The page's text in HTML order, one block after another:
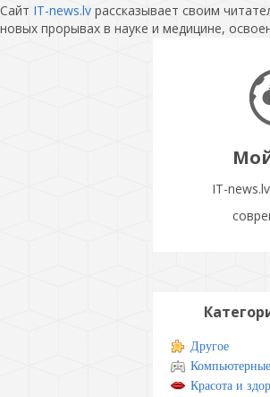
Сайт IT-news.lv рассказывает своим
новых прорывах в науке и медицине,
IT-
Другое
Красота и